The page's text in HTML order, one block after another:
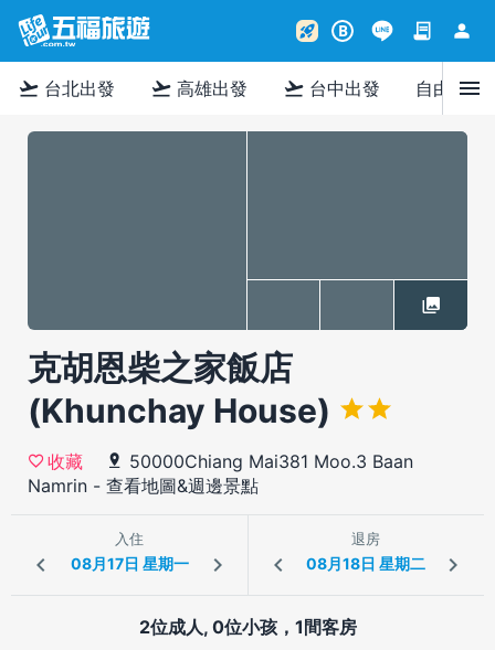
rocket_launch B contract person
flight_takeoff 台北出發 flight_takeoff 高雄出發 flight_takeoff 台中出發 自由行menu
克胡恩柴之家飯店
(Khunchay House)
收藏
50000Chiang Mai381 Moo.3 Baan
Namrin - 查看地圖&週邊景點
入住 退房
2位成人, 0位小孩，1間客房